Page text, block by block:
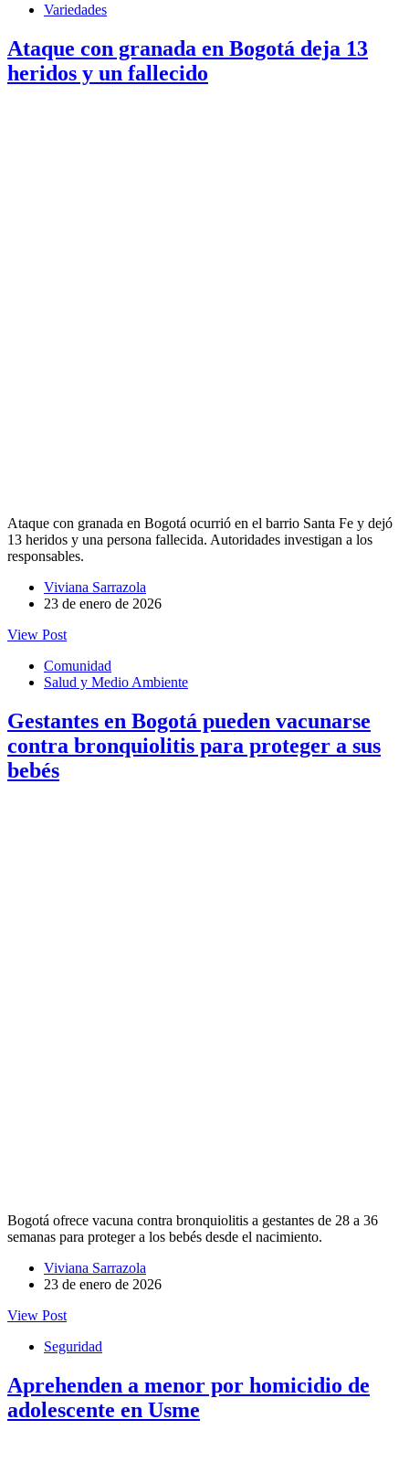
Variedades
Ataque con granada en Bogotá deja 13
heridos y un fallecido
Ataque con granada en Bogotá ocurrió en el barrio Santa Fe y dejó
13 heridos y una persona fallecida. Autoridades investigan a los
responsables.
Viviana Sarrazola
23 de enero de 2026
View Post
Comunidad
Salud y Medio Ambiente
Gestantes en Bogotá pueden vacunarse
contra bronquiolitis para proteger a sus
bebés
Bogotá ofrece vacuna contra bronquiolitis a gestantes de 28 a 36
semanas para proteger a los bebés desde el nacimiento.
Viviana Sarrazola
23 de enero de 2026
View Post
Seguridad
Aprehenden a menor por homicidio de
adolescente en Usme